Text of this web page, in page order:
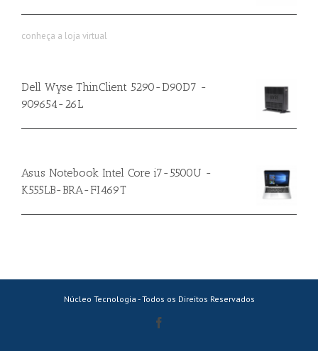
conheça a loja virtual
Dell Wyse ThinClient 5290-D90D7 -
909654-26L
Asus Notebook Intel Core i7-5500U -
K555LB-BRA-FI469T
Núcleo Tecnologia - Todos os Direitos Reservados